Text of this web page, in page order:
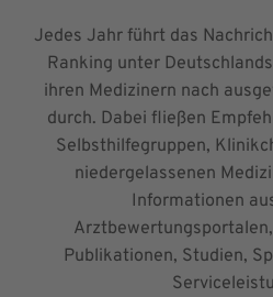
Jedes Jahr führt das
Ranking unter
ihren Medizinern nach
durch. Dabei fließen
Selbsthilfegruppen,
niedergelassenen
Informationen
Publikationen, Studien,